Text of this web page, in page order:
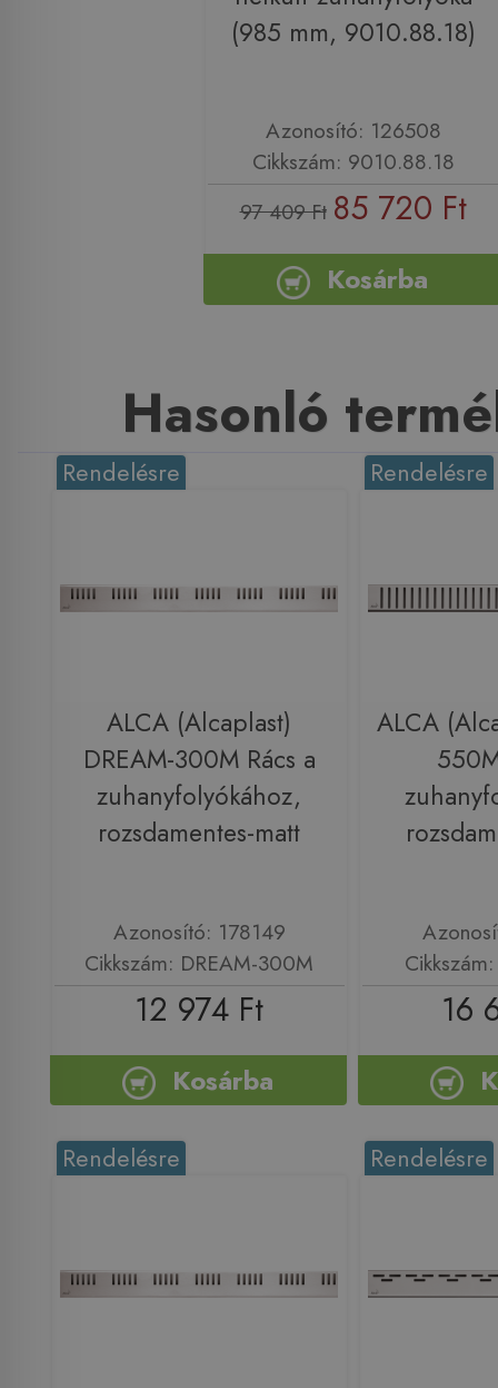
(985 mm, 9010.88.18)
Azonosító: 126508
Cikkszám: 9010.88.18
97 409 Ft 85 720 Ft
Kosárba
Hasonló
Rendelésre
ALCA (Alcaplast)
DREAM-300M Rács a
zuhanyfolyókához,
rozsdamentes-matt
Azonosító: 178149
Cikkszám: DREAM-300M
12 974 Ft
Kosárba
Rendelésre
ALCA
16
Rendelésre Rendelésre